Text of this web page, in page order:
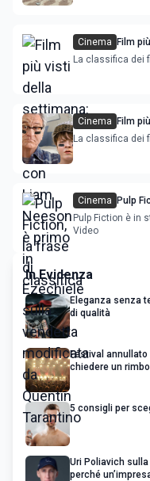
Cinema
Film
Liam
La classifica dei
Cinema
Film
volta è
La classifica dei
Cinema
Pulp
Pulp Fiction è in
Video
In Evidenza
Eleganza senza
di qualità
Festival
chiedere un
5 consigli per
Uri Poliavich
perché